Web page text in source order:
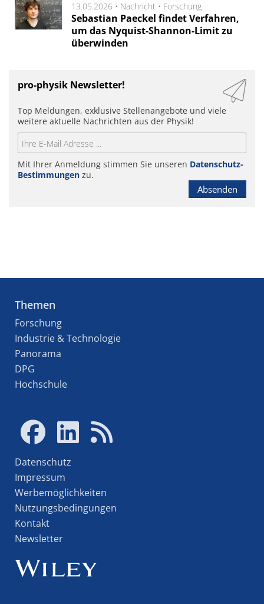
13.05.2026 • Nachricht • Forschung
Sebastian Paeckel findet Verfahren,
um das Nyquist-Shannon-Limit zu
überwinden
pro-physik Newsletter!
Top Meldungen, exklusive Stellenangebote und viele
weitere aktuelle Nachrichten aus der Physik!
Mit Ihrer Anmeldung stimmen Sie unseren Datenschutz-
Bestimmungen zu.
Absenden
Themen
Forschung
Industrie & Technologie
Panorama
DPG
Hochschule
Datenschutz
Impressum
Werbemöglichkeiten
Nutzungsbedingungen
Kontakt
Newsletter